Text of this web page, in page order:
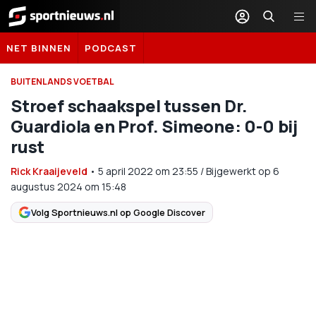
Sportnieuws.nl
NET BINNEN PODCAST
BUITENLANDS VOETBAL
Stroef schaakspel tussen Dr.
Guardiola en Prof. Simeone: 0-0 bij
rust
Rick Kraaijeveld • 5 april 2022 om 23:55 /Bijgewerkt op 6
augustus 2024 om 15:48
Volg Sportnieuws.nl op Google Discover